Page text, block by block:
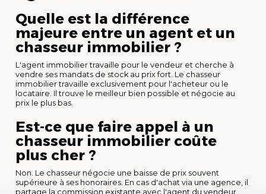
Quelle est la différence
majeure entre un agent et un
chasseur immobilier ?
L'agent immobilier travaille pour le vendeur et cherche à
vendre ses mandats de stock au prix fort. Le chasseur
immobilier travaille exclusivement pour l'acheteur ou le
locataire. Il trouve le meilleur bien possible et négocie au
prix le plus bas.
Est-ce que faire appel à un
chasseur immobilier coûte
plus cher ?
Non. Le chasseur négocie une baisse de prix souvent
supérieure à ses honoraires. En cas d'achat via une agence, il
partage la commission existante avec l'agent du vendeur,